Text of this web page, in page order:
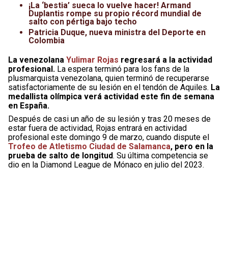
¡La ‘bestia’ sueca lo vuelve hacer! Armand
Duplantis rompe su propio récord mundial de
salto con pértiga bajo techo
Patricia Duque, nueva ministra del Deporte en
Colombia
La venezolana Yulimar Rojas regresará a la actividad
profesional. La espera terminó para los fans de la
plusmarquista venezolana, quien terminó de recuperarse
satisfactoriamente de su lesión en el tendón de Aquiles. La
medallista olímpica verá actividad este fin de semana
en España.
Después de casi un año de su lesión y tras 20 meses de
estar fuera de actividad, Rojas entrará en actividad
profesional este domingo 9 de marzo, cuando dispute el
Trofeo de Atletismo Ciudad de Salamanca, pero en la
prueba de salto de longitud. Su última competencia se
dio en la Diamond League de Mónaco en julio del 2023.